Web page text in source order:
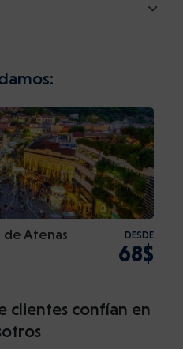
Atenas
DESDE
68$
clientes confían en